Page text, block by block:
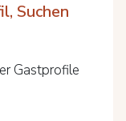
Suchen
Gastprofile